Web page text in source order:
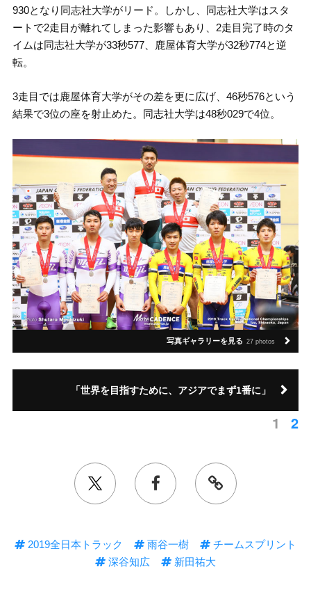
930となり同志社大学がリード。しかし、同志社大学はスタ
ートで2走目が離れてしまった影響もあり、2走目完了時のタ
イムは同志社大学が33秒577、鹿屋体育大学が32秒774と逆
転。
3走目では鹿屋体育大学がその差を更に広げ、46秒576という
結果で3位の座を射止めた。同志社大学は48秒029で4位。
写真ギャラリーを見る 27 photos
「世界を目指すために、アジアでまず1番に」
1 2
2019全日本トラック 雨谷一樹
チームスプリント
深谷知広
新田祐大